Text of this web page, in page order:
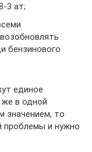
3 ат;
бензинового
единое
же в одной
значением, то
проблемы и нужно